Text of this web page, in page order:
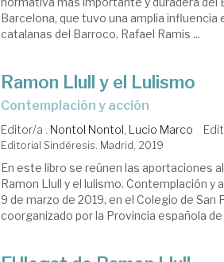
Barcelona, que tuvo una amplia influencia
catalanas del Barroco. Rafael Ramis ...
Ramon Llull y el Lulismo
contemplación y acción
Editor/a . Nontol Nontol, Lucio Marco
Editorial Sindéresis. Madrid, 2019
En este libro se reúnen las aportaciones
Ramon Llull y el lulismo. Contemplación y
9 de marzo de 2019, en el Colegio de San
coorganizado por la Provincia española de